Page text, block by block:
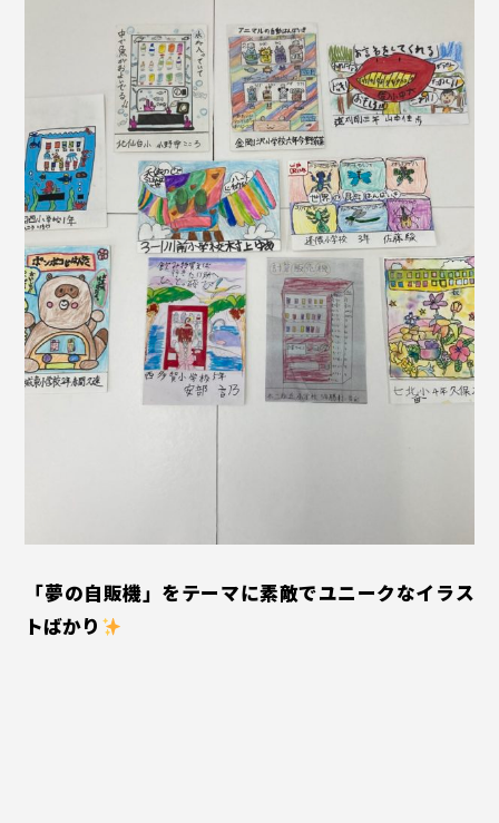
「夢の自販機」をテーマに素敵でユニークなイラス
トばかり